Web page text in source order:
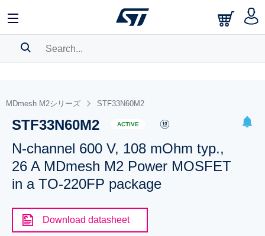
BOOKMARK
Pleaselog into show your saved searches.
MDmesh M2シリーズ STF33N60M2
STF33N60M2 ACTIVE
N-channel 600 V, 108 mOhm typ.,
26 A MDmesh M2 Power MOSFET
in a TO-220FP package
Download datasheet